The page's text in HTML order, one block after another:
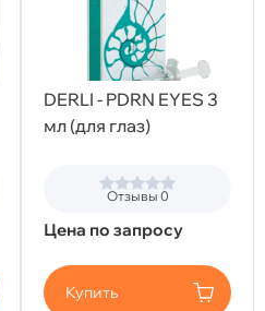
DERLI - PDRN EYES 3
мл (для глаз)
Отзывы 0
Цена по запросу
Купить